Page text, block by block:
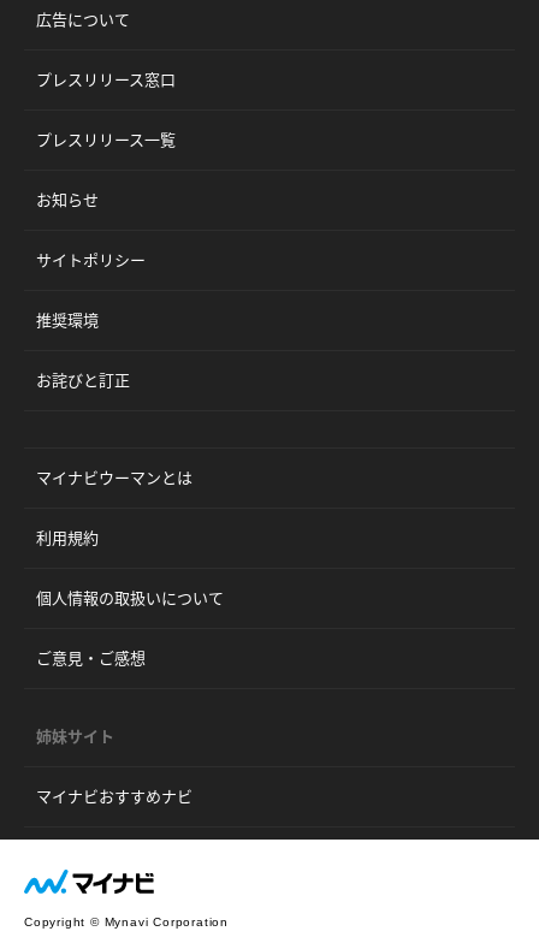
広告について
プレスリリース窓口
プレスリリース一覧
お知らせ
サイトポリシー
推奨環境
お詫びと訂正
マイナビウーマンとは
利用規約
個人情報の取扱いについて
ご意見・ご感想
姉妹サイト
マイナビおすすめナビ
Copyright © Mynavi Corporation